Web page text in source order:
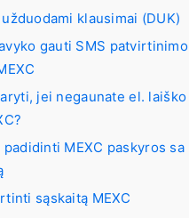
klausimai (DUK)
gauti SMS patvirtinimo
jei negaunate el. laiško
padidinti MEXC paskyros sa
sąskaitą MEXC